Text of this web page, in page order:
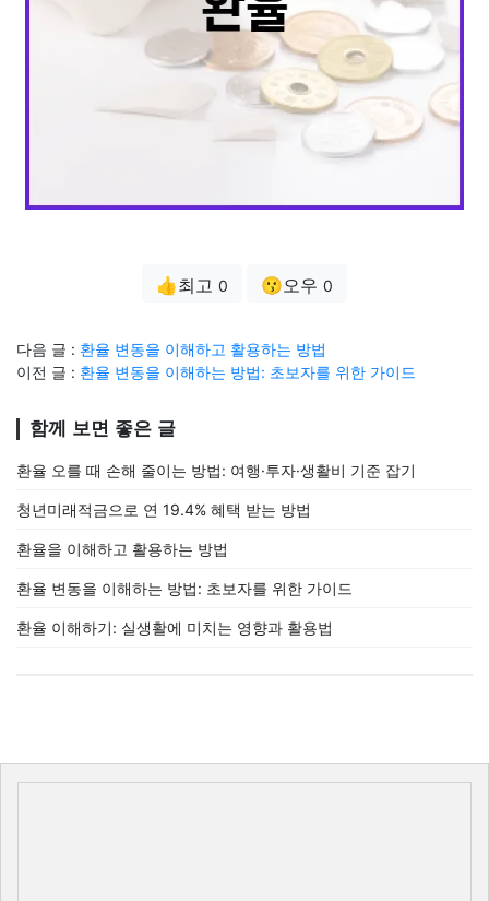
👍최고 0 😗오우 0
다음 글 : 환율 변동을 이해하고 활용하는 방법
이전 글 : 환율 변동을 이해하는 방법: 초보자를 위한 가이드
함께 보면 좋은 글
환율 오를 때 손해 줄이는 방법: 여행·투자·생활비 기준 잡기
청년미래적금으로 연 19.4% 혜택 받는 방법
환율을 이해하고 활용하는 방법
환율 변동을 이해하는 방법: 초보자를 위한 가이드
환율 이해하기: 실생활에 미치는 영향과 활용법